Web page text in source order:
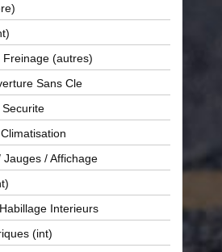
Freinage (autres)
Sans Cle
Jauges / Affichage
Interieurs
(int)